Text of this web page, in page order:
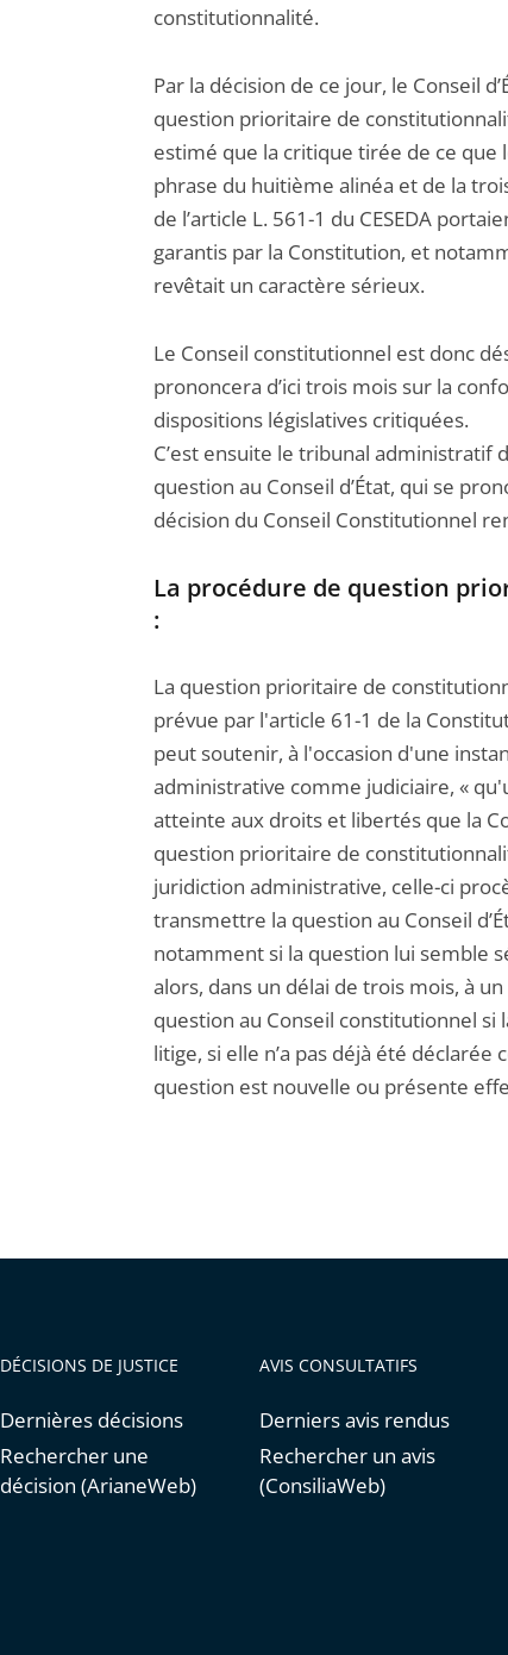
constitutionnalité.
Par la décision de ce jour, le Conseil
question prioritaire de
estimé que la critique tirée de ce que
phrase du huitième alinéa et de la
de l’article L. 561-1 du CESEDA
garantis par la Constitution, et
revêtait un caractère sérieux.
Le Conseil constitutionnel est donc
prononcera d’ici trois mois sur la
dispositions législatives critiquées.
C’est ensuite le tribunal administratif
question au Conseil d’État, qui se
décision du Conseil Constitutionnel
La procédure de question
:
La question prioritaire de
prévue par l'article 61-1 de la
peut soutenir, à l'occasion d'une
administrative comme judiciaire, «
atteinte aux droits et libertés que la
question prioritaire de
juridiction administrative, celle-ci
transmettre la question au Conseil
notamment si la question lui semble
alors, dans un délai de trois mois, à
question au Conseil constitutionnel si
litige, si elle n’a pas déjà été
question est nouvelle ou présente
DÉCISIONS DE JUSTICE
Dernières décisions
Rechercher une
décision (ArianeWeb)
AVIS CONSULTATIFS
Derniers avis rendus
Rechercher un avis
(ConsiliaWeb)